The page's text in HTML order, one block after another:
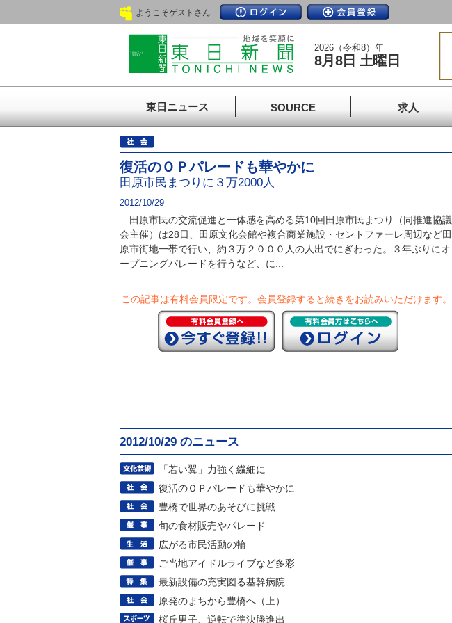
ようこそゲストさん
2026（令和8）年
8月8日 土曜日
東日ニュース SOURCE 求人
復活のＯＰパレードも華やかに
田原市民まつりに３万2000人
2012/10/29
田原市民の交流促進と一体感を高める第10回田原市民まつり（同推進協議
会主催）は28日、田原文化会館や複合商業施設・セントファーレ周辺など田
原市街地一帯で行い、約３万２０００人の人出でにぎわった。３年ぶりにオ
ープニングパレードを行うなど、に...
この記事は有料会員限定です。 会員登録すると続きをお読みいただけます。
2012/10/29 のニュース
「若い翼」力強く繊細に
復活のＯＰパレードも華やかに
豊橋で世界のあそびに挑戦
旬の食材販売やパレード
広がる市民活動の輪
ご当地アイドルライブなど多彩
最新設備の充実図る基幹病院
原発のまちから豊橋へ（上）
桜丘男子、逆転で準決勝進出